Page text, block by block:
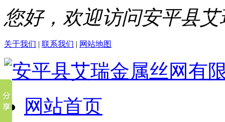
您好，欢迎访问安平县
关于我们 | 联系我们 | 网站地图
网站首页